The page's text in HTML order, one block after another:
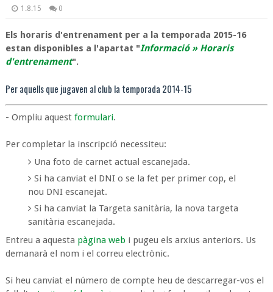
1.8.15 0
Els horaris d'entrenament per a la temporada 2015-16
estan disponibles a l'apartat "Informació » Horaris
d'entrenament".
Per aquells que jugaven al club la temporada 2014-15
- Ompliu aquest formulari.
Per completar la inscripció necessiteu:
Una foto de carnet actual escanejada.
Si ha canviat el DNI o se la fet per primer cop, el
nou DNI escanejat.
Si ha canviat la Targeta sanitària, la nova targeta
sanitària escanejada.
Entreu a aquesta pàgina web i pugeu els arxius anteriors. Us
demanarà el nom i el correu electrònic.
Si heu canviat el número de compte heu de descarregar-vos el